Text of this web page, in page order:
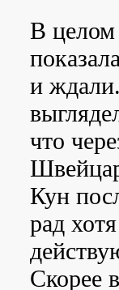
В
и
что
Кун
рад
Скорее